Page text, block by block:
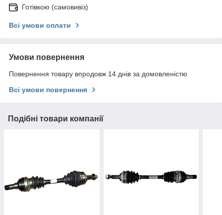
Готівкою (самовивіз)
Всі умови оплати
Умови повернення
Повернення товару впродовж 14 днів за домовленістю
Всі умови повернення
Подібні товари компанії